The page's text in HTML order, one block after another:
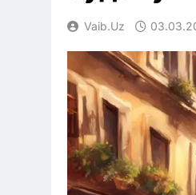
Vaib.uz